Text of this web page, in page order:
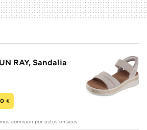
RAY, Sandalia
€
comisión por estos enlaces